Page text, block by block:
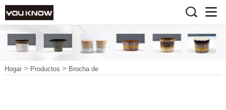
Hogar > Productos > Brocha de